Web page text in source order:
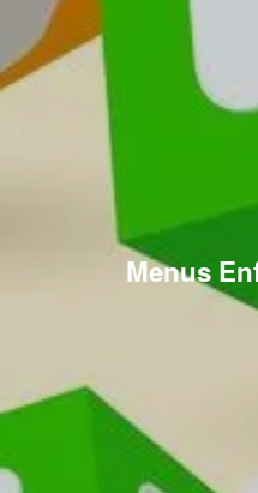
Menus